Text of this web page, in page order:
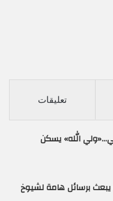
تعليقات
الله» يسكن
يبعث برسائل هامة لشيوخ